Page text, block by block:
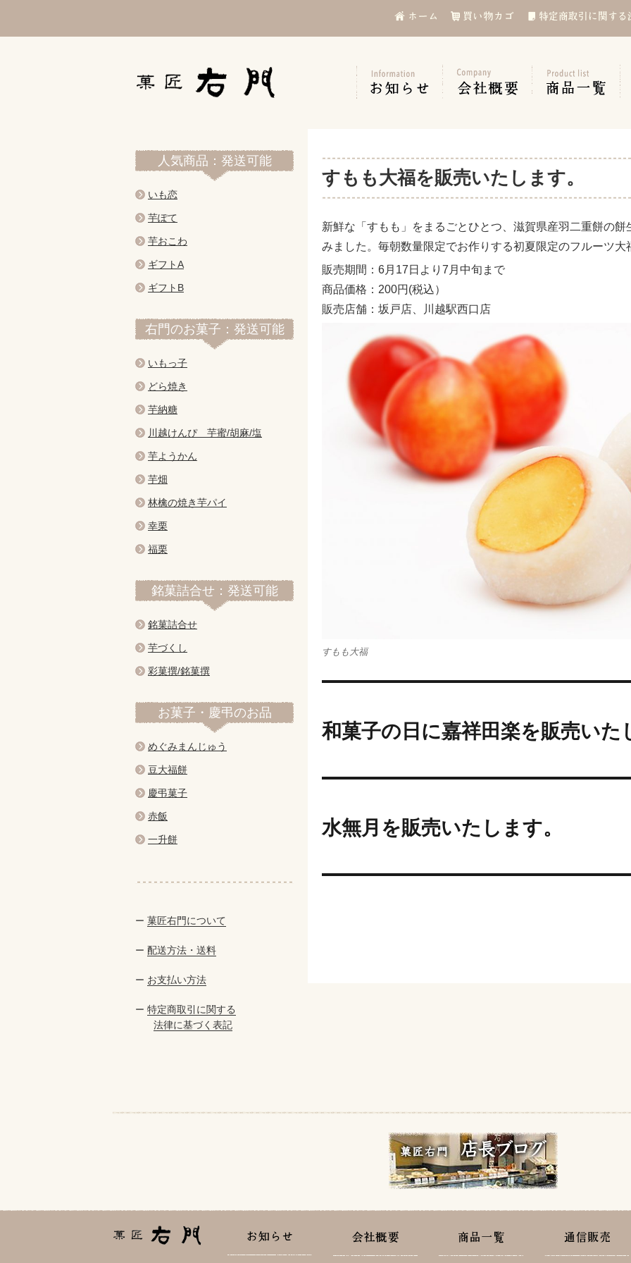
すもも大福を販売いたします。
新鮮な「すもも」をまるごとひとつ、滋賀県産羽二重餅の
みました。毎朝数量限定でお作りする初夏限定のフルーツ大
販売期間：6月17日より7月中旬まで
商品価格：200円(税込）
販売店舗：坂戸店、川越駅西口店
すもも大福
和菓子の日に嘉祥田楽を販売いた
水無月を販売いたします。
人気商品：発送可能
いも恋
芋ぽて
芋おこわ
ギフトA
ギフトB
右門のお菓子：発送可能
いもっ子
どら焼き
芋納糖
川越けんぴ 芋蜜/胡麻/塩
芋ようかん
芋畑
林檎の焼き芋パイ
幸栗
福栗
銘菓詰合せ：発送可能
銘菓詰合せ
芋づくし
彩菓撰/銘菓撰
お菓子・慶弔のお品
めぐみまんじゅう
豆大福餅
慶弔菓子
赤飯
一升餅
ー 菓匠右門について
ー 配送方法・送料
ー お支払い方法
ー 特定商取引に関する
法律に基づく表記